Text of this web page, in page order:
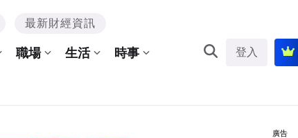
最新財經資訊
職場 生活 時事 登入
廣告